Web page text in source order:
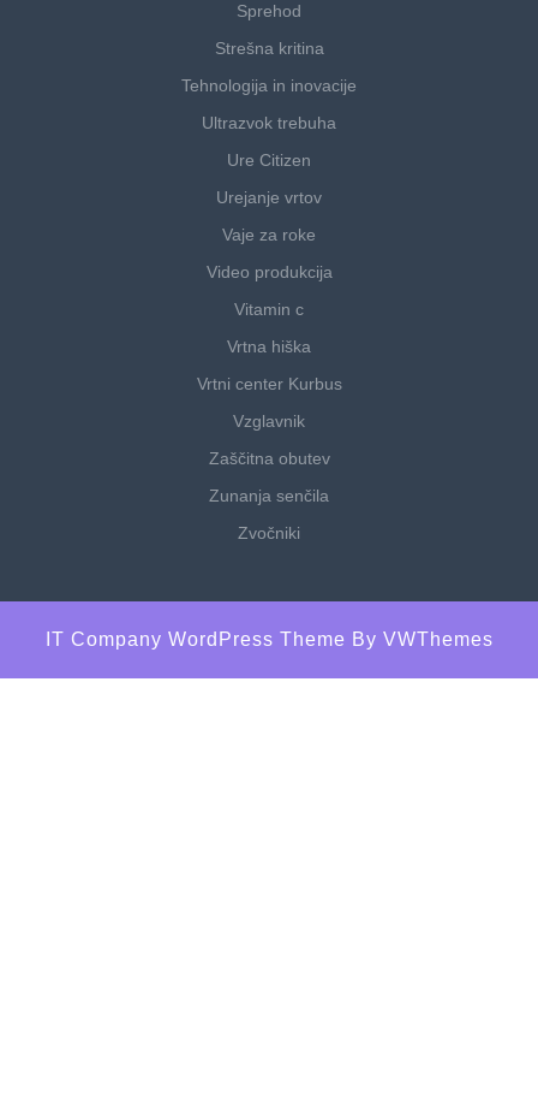
Sprehod
Strešna kritina
Tehnologija in inovacije
Ultrazvok trebuha
Ure Citizen
Urejanje vrtov
Vaje za roke
Video produkcija
Vitamin c
Vrtna hiška
Vrtni center Kurbus
Vzglavnik
Zaščitna obutev
Zunanja senčila
Zvočniki
IT Company WordPress Theme By VWThemes